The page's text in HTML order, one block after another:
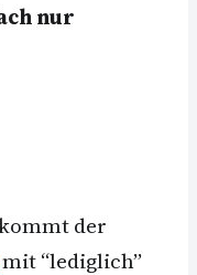
nur
der
mit “lediglich”